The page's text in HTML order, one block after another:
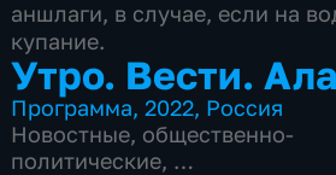
аншлаги, в случае, если на
купание.
Утро. Вести.
Программа,2022, Россия
Новостные, общественно-
политические,